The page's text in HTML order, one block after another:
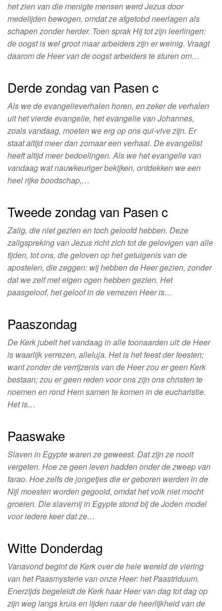
het zien van die menigte mensen werd Jezus door
medelijden bewogen, omdat ze afgetobd neerlagen als
schapen zonder herder. Toen sprak Hij tot zijn leerlingen:
de oogst is wel groot maar arbeiders zijn er weinig. Vraagt
daarom de Heer van de oogst arbeiders te sturen om…
Derde zondag van Pasen c
Als we de evangelieverhalen horen, en zeker de verhalen
uit het vierde evangelie, het evangelie van Johannes,
zoals vandaag, moeten we erg op ons qui-vive zijn. Er
staat altijd meer dan zomaar een verhaal. De evangelist
heeft altijd meer bedoelingen. Als we het evangelie van
vandaag wat nauwkeuriger bekijken, ontdekken we een
heel rijke boodschap,…
Tweede zondag van Pasen c
Zalig, die niet gezien en toch geloofd hebben. Deze
zaligspreking van Jezus richt zich tot de gelovigen van alle
tijden, tot ons, die geloven op het getuigenis van de
apostelen, die zeggen: wij hebben de Heer gezien, zonder
dat we zelf met eigen ogen hebben gezien. Het
paasgeloof, het geloof in de verrezen Heer is…
Paaszondag
De Kerk jubelt het vandaag in alle toonaarden uit: de Heer
is waarlijk verrezen, alleluja. Het is het feest der feesten;
want zonder de verrijzenis van de Heer zou er geen Kerk
bestaan; zou er geen reden voor ons zijn ons christen te
noemen en rond Hem samen te komen in de eucharistie.
Het is…
Paaswake
Slaven in Egypte waren ze geweest. Dat zijn ze nooit
vergeten. Hoe ze geen leven hadden onder de zweep van
farao. Hoe zelfs de jongetjes die er geboren werden in de
Nijl moesten worden gegooid, omdat het volk niet mocht
groeien. Die slavernij in Egypte stond bij de Joden model
voor iedere keer dat ze…
Witte Donderdag
Vanavond begint de Kerk over de hele wereld de viering
van het Paasmysterie van onze Heer: het Paastriduum.
Enerzijds begeleidt de Kerk haar Heer van dag tot dag op
zijn weg langs kruis en lijden naar de heerlijkheid van de